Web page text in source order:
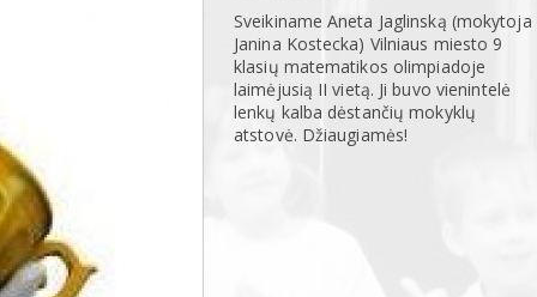
Sveikiname Aneta Jaglinską (mokytoja
Janina Kostecka) Vilniaus miesto 9
klasių matematikos olimpiadoje
laimėjusią II vietą. Ji buvo vienintelė
lenkų kalba dėstančių mokyklų
atstovė. Džiaugiamės!